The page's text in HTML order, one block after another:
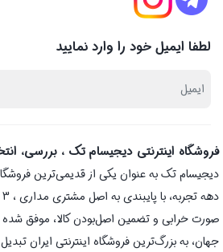
لطفا ایمیل خود را وارد نمایید
فروشگاه اینترنتی دیجیسام تک ، بررسی،
دیجیسام تک به عنوان یکی از قدیمی‌ترین
صورت خرابی و تضمین اصل‌بودن کالا، موفق شده
جهان، به بزرگ‌ترین فروشگاه اینترنتی ایران